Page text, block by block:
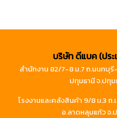
บริษัท ดีแบค (ประ
สำนักงาน 82/7-8 ม.7 ถ.นนทบุ
ปทุมธานี จ.ปทุ
โรงงานและคลังสินค้า 9/8 ม.3
อ.ลาดหลุมแก้ว จ.